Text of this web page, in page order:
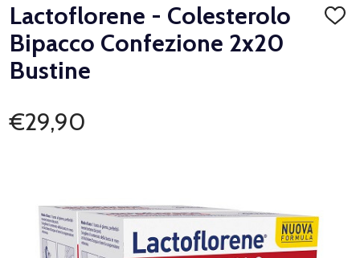
Lactoflorene - Colesterolo
Bipacco Confezione 2x20
Bustine
€29,90